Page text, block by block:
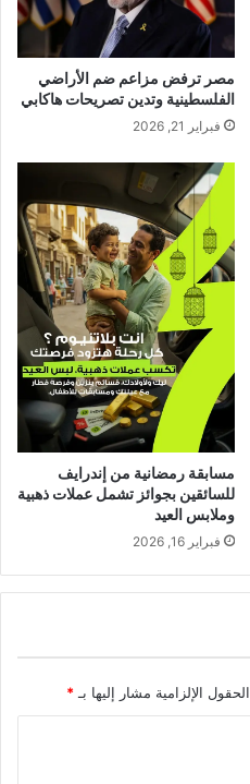
مصر ترفض مزاعم ضم الأراضي
الفلسطينية وتدين تصريحات هاكابي
فبراير 21, 2026
مسابقة رمضانية من إندرايف
للسائقين بجوائز تشمل عملات ذهبية
وملابس العيد
فبراير 16, 2026
الحقول الإلزامية مشار إليها بـ *